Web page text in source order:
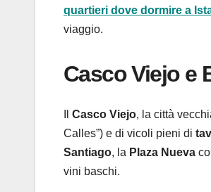
quartieri dove dormire a
viaggio.
Casco Viejo e
Casco Viejo, la città
Calles”) e di vicoli pieni di
Santiago, la Plaza Nueva
vini baschi.